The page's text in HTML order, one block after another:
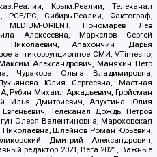
Крым.Реалии, Телеканал
PC, Сибирь.Реалии, Фактограф,
ORIENT, Пономарев Лев
Алексеевна, Маркелов Сергей
Николаевич, Апахончич Дарья
антикоррупционное СМИ, VTimes.io,
Александрович, Маняхин Петр
Чуракова Ольга Владимировна,
Юлия Сергеевна, Маетная
Рубин Михаил Аркадьевич, Гройсман
Илья Дмитриевич, Апухтина Юлия
Телеканал Дождь, Петров
Олеся Валентиновна, Мароховская
Шлейнов Роман Юрьевич,
Дмитрий Александрович,
редактор 2021, Вега 2021, Важные